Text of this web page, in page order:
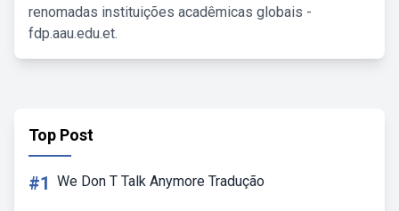
renomadas instituições acadêmicas globais -
fdp.aau.edu.et.
Top Post
#1 We Don T Talk Anymore Tradução